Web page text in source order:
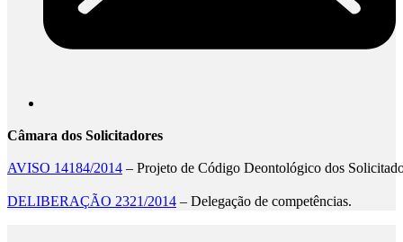
Câmara dos Solicitadores
AVISO 14184/2014 – Projeto de Código Deontológico dos
DELIBERAÇÃO 2321/2014 – Delegação de competências.